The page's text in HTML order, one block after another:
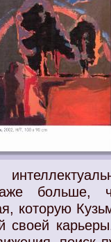
больше,
которую
своей